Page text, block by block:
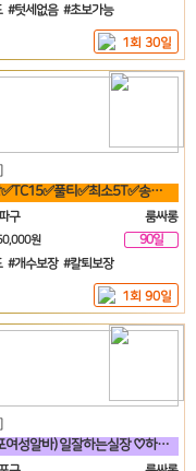
#텃세없음 #초보가능
1회 30일
✅보장✅TC15✅풀티✅최소5T✅송파✅방이✅잠실✅석촌✅강남역삼✅선릉
구
룸싸롱
원
90일
#개수보장 #칼퇴보장
1회 90일
⏺(마포여성알바) 일잘하는실장 ♡하루50이상♡90분♡당일지급♡훈훈⏺